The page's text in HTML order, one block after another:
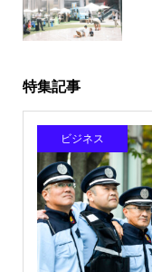
特集記事
ビジネス